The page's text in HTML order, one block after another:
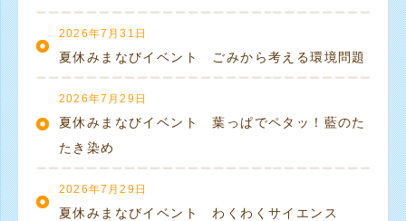
2026年7月31日
夏休みまなびイベント ごみから考える環境問題
2026年7月29日
夏休みまなびイベント 葉っぱでペタッ！藍のた
たき染め
2026年7月29日
夏休みまなびイベント わくわくサイエンス